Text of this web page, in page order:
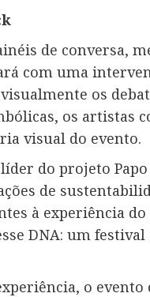
de conversa,
com uma
os
os artistas
visual do evento.
do projeto
de
à experiência do
DNA: um
o